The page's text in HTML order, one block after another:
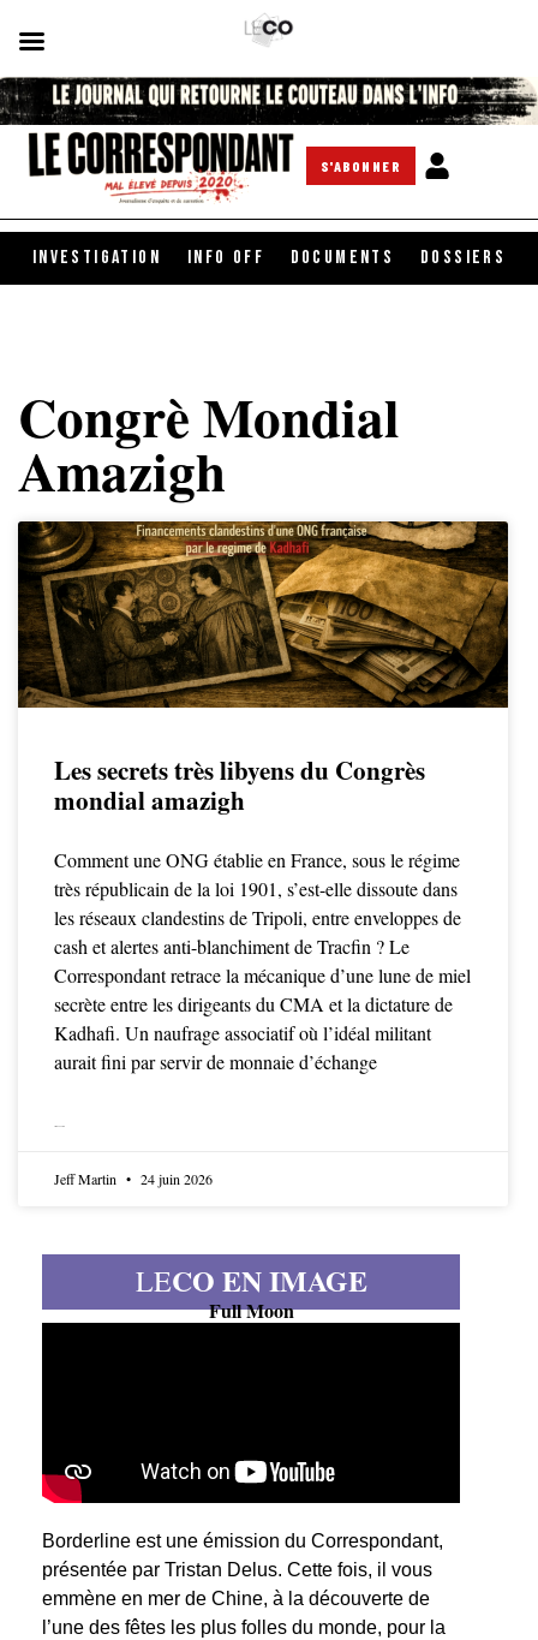
S'ABONNER
INVESTIGATION INFO OFF DOCUMENTS DOSSIERS
Congrè Mondial
Amazigh
Les secrets très libyens du Congrès
mondial amazigh
Comment une ONG établie en France, sous le régime
très républicain de la loi 1901, s’est-elle dissoute dans
les réseaux clandestins de Tripoli, entre enveloppes de
cash et alertes anti-blanchiment de Tracfin ? Le
Correspondant retrace la mécanique d’une lune de miel
secrète entre les dirigeants du CMA et la dictature de
Kadhafi. Un naufrage associatif où l’idéal militant
aurait fini par servir de monnaie d’échange
Jeff Martin 24 juin 2026
LECO EN IMAGE
Full Moon
Borderline est une émission du Correspondant,
présentée par Tristan Delus. Cette fois, il vous
emmène en mer de Chine, à la découverte de
l’une des fêtes les plus folles du monde, pour la